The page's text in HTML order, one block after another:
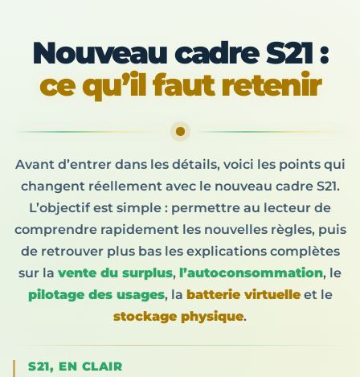
Nouveau cadre S21 :
ce qu’il faut retenir
Avant d’entrer dans les détails, voici les points qui
changent réellement avec le nouveau cadre S21.
L’objectif est simple : permettre au lecteur de
comprendre rapidement les nouvelles règles, puis
de retrouver plus bas les explications complètes
sur la vente du surplus, l’autoconsommation, le
pilotage des usages, la batterie virtuelleet le
stockage physique.
S21, EN CLAIR